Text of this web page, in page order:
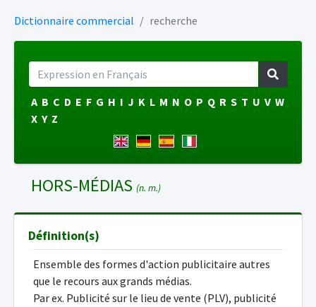
Dictionnaire commercial recherche
A B C D E F G H I J K L M N O P Q R S T U V W
X Y Z
HORS-MÉDIAS (n. m.)
Définition(s)
Ensemble des formes d'action publicitaire autres
que le recours aux grands médias.
Par ex. Publicité sur le lieu de vente (PLV), publicité